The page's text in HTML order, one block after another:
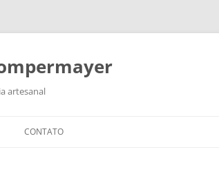
artesanal
CONTATO